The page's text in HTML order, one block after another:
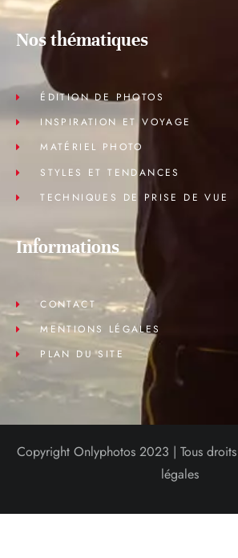
Nos thématiques
ÉDITION DE PHOTOS
INSPIRATION ET VOYAGE
MATÉRIEL PHOTO
STYLES ET TENDANCES
TECHNIQUES DE PRISE DE VUE
Informations
CONTACT
MENTIONS LÉGALES
PLAN DU SITE
Copyright Onlyphotos 2023 | Tous droits
légales